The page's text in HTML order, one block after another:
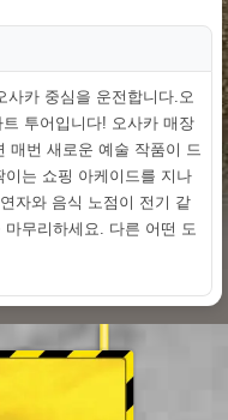
사카 중심을 운전합니다.오
투어입니다! 오사카 매장
매번 새로운 예술 작품이 드
는 쇼핑 아케이드를 지나
자와 음식 노점이 전기 같
무리하세요. 다른 어떤 도